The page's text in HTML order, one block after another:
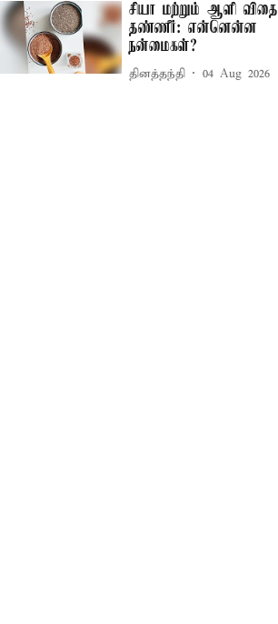
சியா மற்றும் ஆளி விதை
தண்ணீர்: என்னென்ன
நன்மைகள்?
தினத்தந்தி 04 Aug 2026